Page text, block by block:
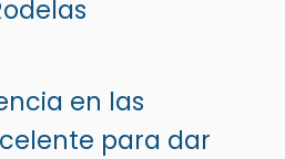
en las
para dar